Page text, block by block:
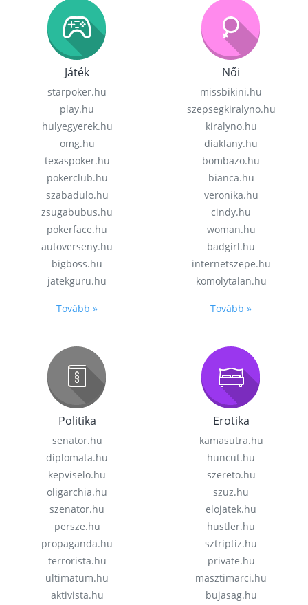
Játék
starpoker.hu
play.hu
hulyegyerek.hu
omg.hu
texaspoker.hu
pokerclub.hu
szabadulo.hu
zsugabubus.hu
pokerface.hu
autoverseny.hu
bigboss.hu
jatekguru.hu
Tovább »
Női
missbikini.hu
szepsegkiralyno.hu
kiralyno.hu
diaklany.hu
bombazo.hu
bianca.hu
veronika.hu
cindy.hu
woman.hu
badgirl.hu
internetszepe.hu
komolytalan.hu
Tovább »
Politika
senator.hu
diplomata.hu
kepviselo.hu
oligarchia.hu
szenator.hu
persze.hu
propaganda.hu
terrorista.hu
ultimatum.hu
aktivista.hu
Erotika
kamasutra.hu
huncut.hu
szereto.hu
szuz.hu
elojatek.hu
hustler.hu
sztriptiz.hu
private.hu
masztimarci.hu
bujasag.hu